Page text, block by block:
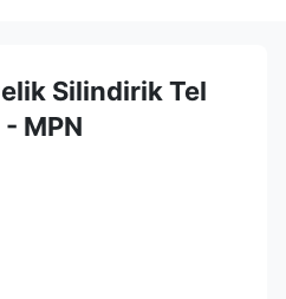
Silindirik Tel
MPN